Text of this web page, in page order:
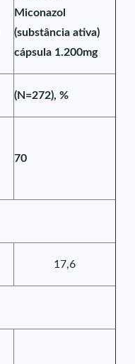
Miconazol
(substância ativa)
cápsula 1.200mg
(N=272), %
70
17,6